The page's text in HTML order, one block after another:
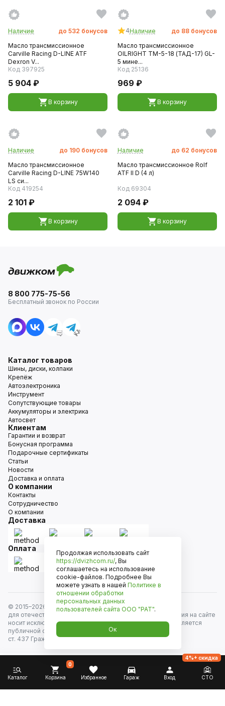
Наличие до 532 бонусов
Масло трансмиссионное
Carville Racing D-LINE ATF
Dexron V...
Код 397925
5 904 ₽
В корзину
4Наличие до 88 бонусов
Масло трансмиссионное
OILRIGHT ТМ-5-18 (ТАД-17) GL-
5 мине...
Код 25136
969 ₽
В корзину
Наличие до 190 бонусов
Масло трансмиссионное
Carville Racing D-LINE 75W140
LS си...
Код 419254
2 101 ₽
В корзину
Наличие до 62 бонусов
Масло трансмиссионное Rolf
ATF II D (4 л)
Код 69304
2 094 ₽
В корзину
8 800 775-75-56
Бесплатный звонок по России
Каталог товаров
Шины, диски, колпаки
Крепёж
Автоэлектроника
Инструмент
Сопутствующие товары
Аккумуляторы и электрика
Автосвет
Клиентам
Гарантии и возврат
Бонусная программа
Подарочные сертификаты
Статьи
Новости
Доставка и оплата
О компании
Контакты
Сотрудничество
О компании
Доставка
Оплата
© 2015–2026
Движком — сеть магазинов автозапчастей
для отечественных автомобилей и иномарок. Информация на сайте
носит исключительно информационный характер и не является
публичной офертой, определяемой положениями
ст. 437 Гражданского кодекса РФ. Все права защищены.
Каталог Корзина
0
Избранное Гараж Вход СТО
4%+ скидка
Продолжая использовать сайт
https://dvizhcom.ru/, Вы
соглашаетесь на использование
cookie-файлов. Подробнее Вы
можете узнать в нашей Политике в
отношении обработки
персональных данных
пользователей сайта ООО "РАТ".
Ок